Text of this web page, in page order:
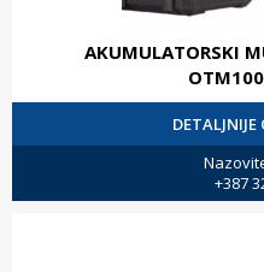
AKUMULATORSKI
+387